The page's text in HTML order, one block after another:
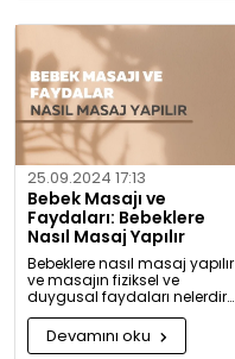
25.09.2024 17:13
Bebek Masajı ve
Faydaları: Bebeklere
Nasıl Masaj Yapılır
Bebeklere nasıl masaj yapılır
ve masajın fiziksel ve
duygusal faydaları nelerdir?
Neden bugüne kadar masaj
yapmadığınıza pişman
olacaksınız!
Devamını oku